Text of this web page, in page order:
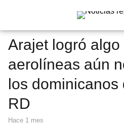
Arajet logró algo
aerolíneas aún
los dominicanos
RD
hace 1 mes